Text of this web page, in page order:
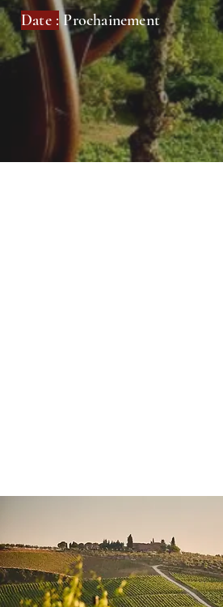
Date :Prochainement